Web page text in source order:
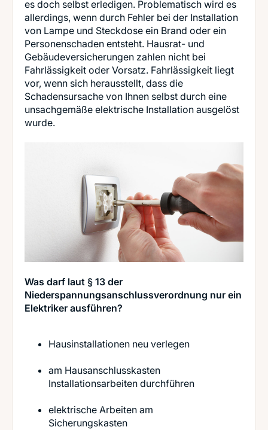
es doch selbst erledigen. Problematisch wird es
allerdings, wenn durch Fehler bei der Installation
von Lampe und Steckdose ein Brand oder ein
Personenschaden entsteht. Hausrat- und
Gebäudeversicherungen zahlen nicht bei
Fahrlässigkeit oder Vorsatz. Fahrlässigkeit liegt
vor, wenn sich herausstellt, dass die
Schadensursache von Ihnen selbst durch eine
unsachgemäße elektrische Installation ausgelöst
wurde.
Was darf laut § 13 der
Niederspannungsanschlussverordnung nur ein
Elektriker ausführen?
Hausinstallationen neu verlegen
am Hausanschlusskasten
Installationsarbeiten durchführen
elektrische Arbeiten am
Sicherungskasten